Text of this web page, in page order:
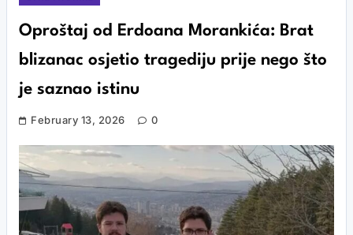
Oproštaj od Erdoana Morankića: Brat
blizanac osjetio tragediju prije nego što
je saznao istinu
February 13, 2026 0